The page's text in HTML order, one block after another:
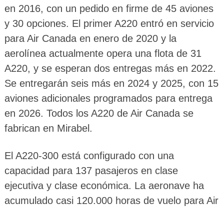
en 2016, con un pedido en firme de 45 aviones
y 30 opciones. El primer A220 entró en servicio
para Air Canada en enero de 2020 y la
aerolínea actualmente opera una flota de 31
A220, y se esperan dos entregas más en 2022.
Se entregarán seis más en 2024 y 2025, con 15
aviones adicionales programados para entrega
en 2026. Todos los A220 de Air Canada se
fabrican en Mirabel.
El A220-300 está configurado con una
capacidad para 137 pasajeros en clase
ejecutiva y clase económica. La aeronave ha
acumulado casi 120.000 horas de vuelo para Air